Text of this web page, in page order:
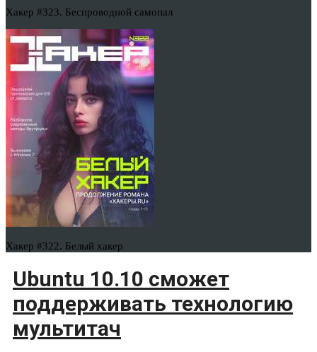
Хакер #323. Беспроводной самопал
Хакер #322. Белый хакер
Ubuntu 10.10 сможет
поддерживать технологию
мультитач